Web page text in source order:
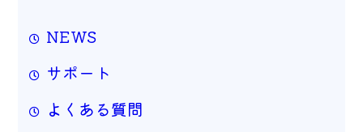
NEWS
サポート
よくある質問